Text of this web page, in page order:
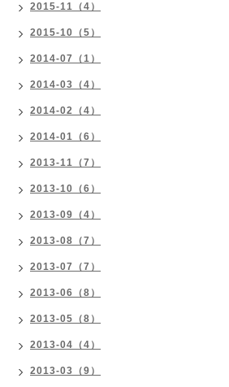
2015-11（4）
2015-10（5）
2014-07（1）
2014-03（4）
2014-02（4）
2014-01（6）
2013-11（7）
2013-10（6）
2013-09（4）
2013-08（7）
2013-07（7）
2013-06（8）
2013-05（8）
2013-04（4）
2013-03（9）